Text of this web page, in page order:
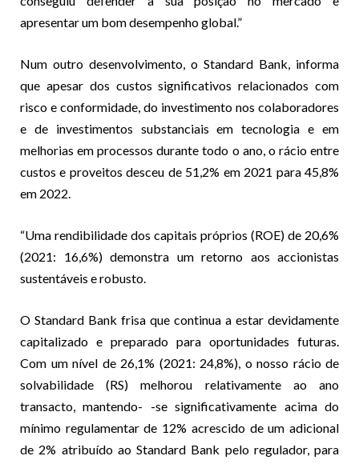
apresentar um bom desempenho global.”
Num outro desenvolvimento, o Standard Bank, informa
que apesar dos custos significativos relacionados com
risco e conformidade, do investimento nos colaboradores
e de investimentos substanciais em tecnologia e em
melhorias em processos durante todo o ano, o rácio entre
custos e proveitos desceu de 51,2% em 2021 para 45,8%
em 2022.
“Uma rendibilidade dos capitais próprios (ROE) de 20,6%
(2021: 16,6%) demonstra um retorno aos accionistas
sustentáveis e robusto.
O Standard Bank frisa que continua a estar devidamente
capitalizado e preparado para oportunidades futuras.
Com um nível de 26,1% (2021: 24,8%), o nosso rácio de
solvabilidade (RS) melhorou relativamente ao ano
transacto, mantendo- -se significativamente acima do
mínimo regulamentar de 12% acrescido de um adicional
de 2% atribuído ao Standard Bank pelo regulador, para